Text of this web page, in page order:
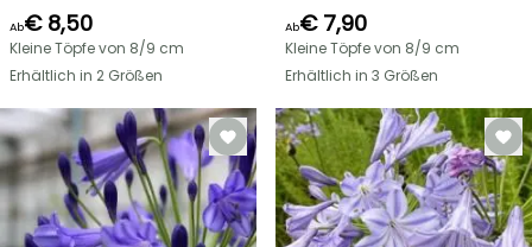
Ab€ 8,50
Kleine Töpfe von 8/9 cm
Erhältlich in 2 Größen
Ab€ 7,90
Kleine Töpfe von 8/9 cm
Erhältlich in 3 Größen